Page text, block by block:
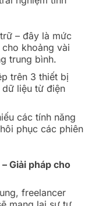
– đây là mức
khoảng vài
trung bình.
trên 3 thiết bị
liệu từ điện
các tính năng
phục các phiên
Giải pháp cho
freelancer